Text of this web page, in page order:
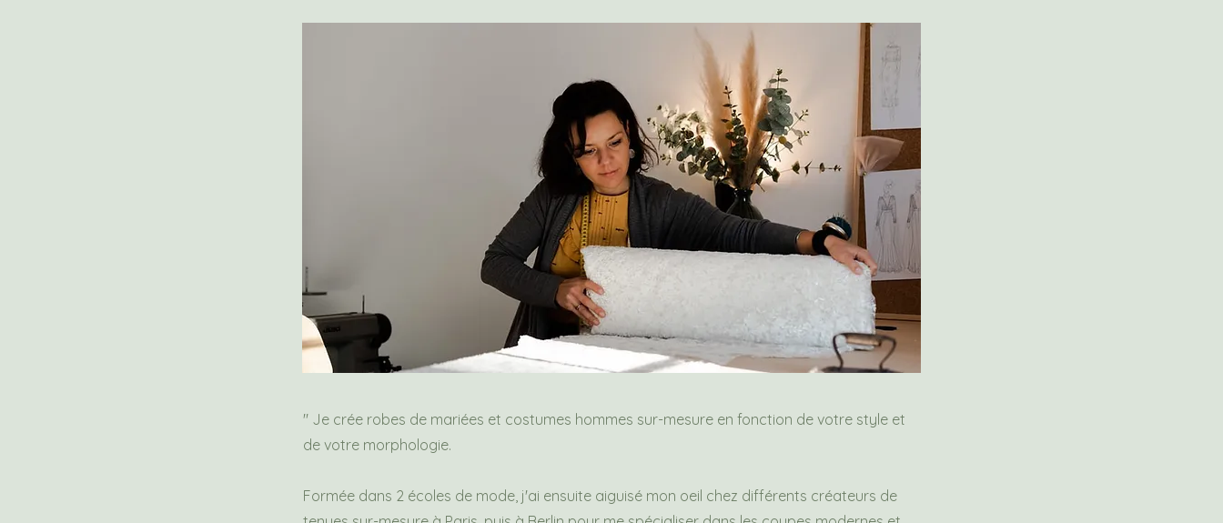
" Je crée robes de mariées et costumes hommes sur-mesure en fonction de votre style et
de votre morphologie.
Formée dans 2 écoles de mode, j'ai ensuite aiguisé mon oeil chez différents créateurs de